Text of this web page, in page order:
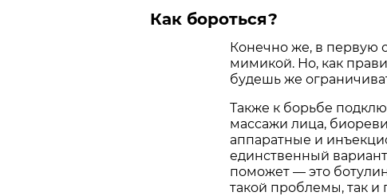
Как бороться?
Конечно же, в первую
мимикой. Но, как
будешь же
Также к борьбе
массажи лица,
аппаратные и
единственный
поможет — это
такой проблемы, так и